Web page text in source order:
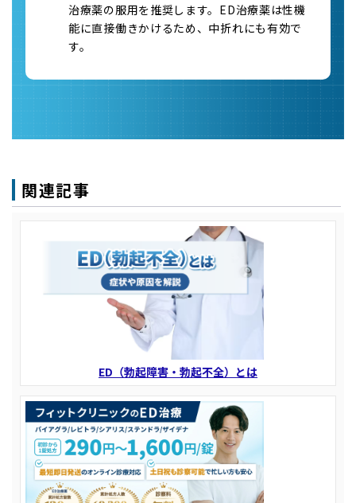
治療薬の服用を推奨します。ED治療薬は性機
能に直接働きかけるため、中折れにも有効で
す。
関連記事
ED（勃起障害・勃起不全）とは